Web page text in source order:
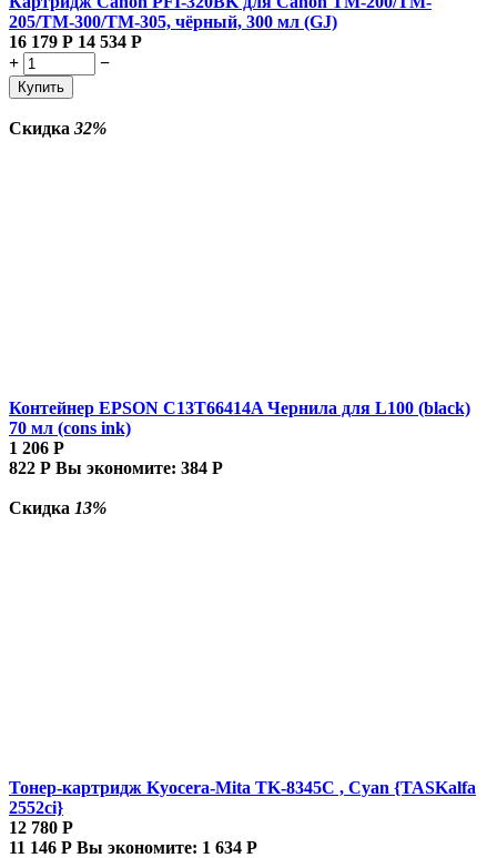
205/TM-300/TM-305, чёрный, 300 мл (GJ)
16 179 Р 14 534 Р
+
−
Купить
Скидка 32%
Контейнер EPSON C13T66414A Чернила для L100 (black)
70 мл (cons ink)
1 206 Р
822 Р Вы экономите: 384 Р
Скидка 13%
Тонер-картридж Kyocera-Mita TK-8345C , Cyan {TASKalfa
2552ci}
12 780 Р
11 146 Р Вы экономите: 1 634 Р